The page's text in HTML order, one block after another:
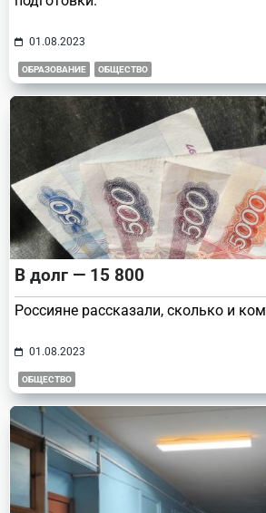
01.08.2023
ОБРАЗОВАНИЕ ОБЩЕСТВО
В долг — 15 800
Россияне рассказали, сколько и
01.08.2023
ОБЩЕСТВО